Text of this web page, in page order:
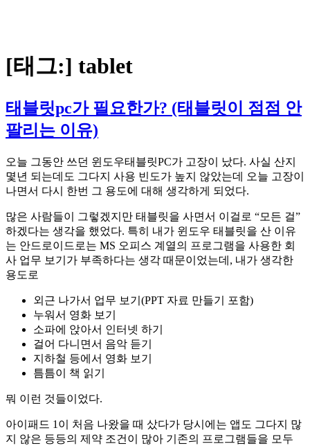
[태그:] tablet
태블릿pc가 필요한가? (태블릿이 점점 안
팔리는 이유)
오늘 그동안 쓰던 윈도우태블릿PC가 고장이 났다. 사실 산지
몇년 되는데도 그다지 사용 빈도가 높지 않았는데 오늘 고장이
나면서 다시 한번 그 용도에 대해 생각하게 되었다.
많은 사람들이 그렇겠지만 태블릿을 사면서 이걸로 “모든 걸”
하겠다는 생각을 했었다. 특히 내가 윈도우 태블릿을 산 이유
는 안드로이드로는 MS 오피스 계열의 프로그램을 사용한 회
사 업무 보기가 부족하다는 생각 때문이었는데, 내가 생각한
용도로
외근 나가서 업무 보기(PPT 자료 만들기 포함)
누워서 영화 보기
소파에 앉아서 인터넷 하기
걸어 다니면서 음악 듣기
지하철 등에서 영화 보기
틈틈이 책 읽기
뭐 이런 것들이었다.
아이패드 1이 처음 나왔을 때 샀다가 당시에는 앱도 그다지 많
지 않은 등등의 제약 조건이 많아 기존의 프로그램들을 모두